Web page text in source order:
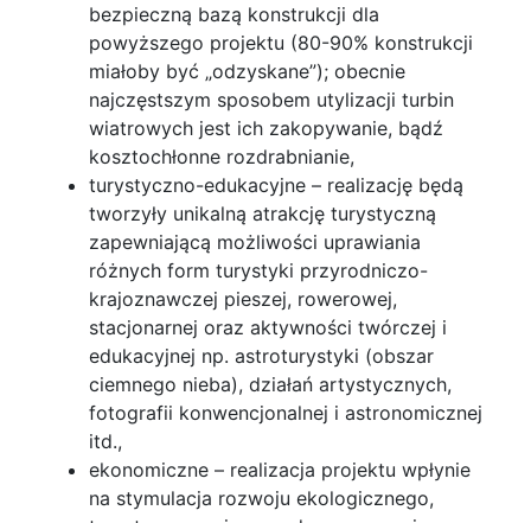
bezpieczną bazą konstrukcji dla
powyższego projektu (80-90% konstrukcji
miałoby być „odzyskane”); obecnie
najczęstszym sposobem utylizacji turbin
wiatrowych jest ich zakopywanie, bądź
kosztochłonne rozdrabnianie,
turystyczno-edukacyjne – realizację będą
tworzyły unikalną atrakcję turystyczną
zapewniającą możliwości uprawiania
różnych form turystyki przyrodniczo-
krajoznawczej pieszej, rowerowej,
stacjonarnej oraz aktywności twórczej i
edukacyjnej np. astroturystyki (obszar
ciemnego nieba), działań artystycznych,
fotografii konwencjonalnej i astronomicznej
itd.,
ekonomiczne – realizacja projektu wpłynie
na stymulacja rozwoju ekologicznego,